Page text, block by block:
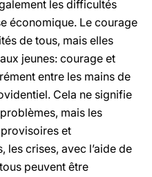
les difficultés
économique. Le courage
de tous, mais elles
jeunes: courage et
entre les mains de
Cela ne signifie
mais les
et
les crises, avec l’aide de
peuvent être